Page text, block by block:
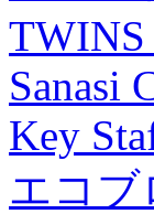
Sanasi
Key
エコブ